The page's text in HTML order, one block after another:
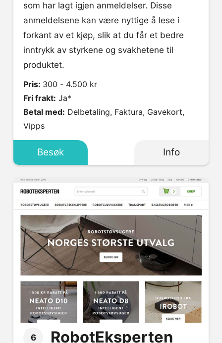
som har lagt igjen anmeldelser. Disse
anmeldelsene kan være nyttige å lese i
forkant av et kjøp, slik at du får et bedre
inntrykk av styrkene og svakhetene til
produktet.
Pris: 300 - 4.500 kr
Fri frakt: Ja*
Betal med:
Vipps
Besøk Info
6 RobotEksperten